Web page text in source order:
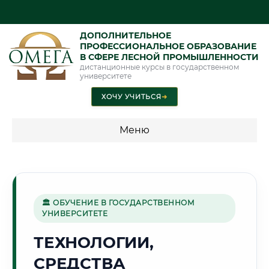
ДОПОЛНИТЕЛЬНОЕ
ПРОФЕССИОНАЛЬНОЕ ОБРАЗОВАНИЕ
В СФЕРЕ ЛЕСНОЙ ПРОМЫШЛЕННОСТИ
дистанционные курсы в государственном
университете
ХОЧУ УЧИТЬСЯ➜
Меню
промышленность"
🌻
🏛 ОБУЧЕНИЕ В ГОСУДАРСТВЕННОМ
УНИВЕРСИТЕТЕ
ТЕХНОЛОГИИ,
СРЕДСТВА